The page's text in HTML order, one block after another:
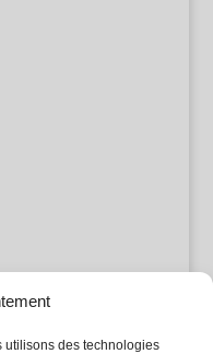
utilisons des technologies